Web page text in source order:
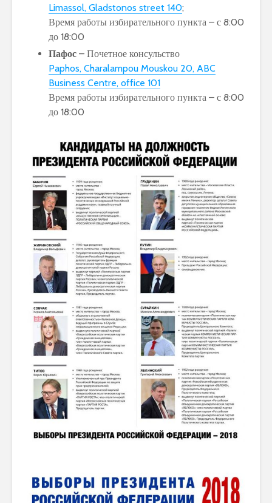
Limassol, Gladstonos street 140;
Время работы избирательного пункта – с 8:00
до 18:00
Пафос – Почетное консульство
Paphos, Charalampou Mouskou 20, ABC
Business Centre, office 101
Время работы избирательного пункта – с 8:00
до 18:00